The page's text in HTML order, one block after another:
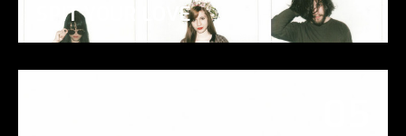
SPIT YOUR LOVE